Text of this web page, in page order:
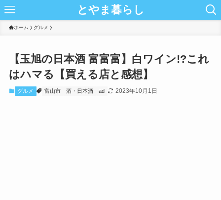
とやま暮らし
ホーム グルメ
【玉旭の日本酒 富富富】白ワイン!?これ
はハマる【買える店と感想】
グルメ 富山市 酒・日本酒 ad 2023年10月1日